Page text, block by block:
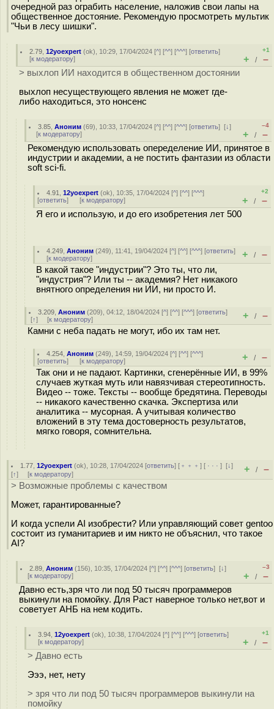
очередной раз ограбить население, наложив свои лапы на
общественное достояние. Рекомендую просмотреть мультик
"Чьи в лесу шишки".
2.79 ,12yoexpert (ok), 10:29, 17/04/2024 [^] [^^] [^^^] [ответить]
[к модератору]
+1
+ / –
> выхлоп ИИ находится в общественном достоянии
выхлоп несуществующего явления не может где-
либо находиться, это нонсенс
3.85 ,Аноним (69), 10:33, 17/04/2024 [^] [^^] [^^^] [ответить][↓]
[к модератору]
–4
+ / –
Рекомендую использовать опеределение ИИ, принятое в
индустрии и академии, а не постить фантазии из области
soft sci-fi.
4.91 ,12yoexpert (ok), 10:35, 17/04/2024 [^] [^^] [^^^]
[ответить] [к модератору]
+2
+ / –
Я его и использую, и до его изобретения лет 500
4.249 ,Аноним (249), 11:41, 19/04/2024 [^] [^^] [^^^] [ответить]
[к модератору] + / –
В какой такое "индустрии"? Это ты, что ли,
"индустрия"? Или ты -- академия? Нет никакого
внятного определения ни ИИ, ни просто И.
3.209 ,Аноним (209), 04:12, 18/04/2024 [^] [^^] [^^^] [ответить]
[↑] [к модератору] + / –
Камни с неба падать не могут, ибо их там нет.
4.254 ,Аноним (249), 14:59, 19/04/2024 [^] [^^] [^^^]
[ответить] [к модератору] + / –
Так они и не падают. Картинки, сгенерённые ИИ, в 99%
случаев жуткая муть или навязчивая стереотипность.
Видео -- тоже. Тексты -- вообще бредятина. Переводы
-- никакого качественно скачка. Экспертиза или
аналитика -- мусорная. А учитывая количество
вложений в эту тема достоверность результатов,
мягко говоря, сомнительна.
1.77 ,12yoexpert (ok), 10:28, 17/04/2024 [ответить] [ ﹢﹢﹢] [ · · ·][↓]
[↑] [к модератору] + / –
> Возможные проблемы с качеством
Может, гарантированные?
И когда успели AI изобрести? Или управляющий совет gentoo
состоит из гуманитариев и им никто не объяснил, что такое
AI?
2.89 ,Аноним (156), 10:35, 17/04/2024 [^] [^^] [^^^] [ответить][↓]
[к модератору]
–3
+ / –
Давно есть,зря что ли под 50 тысяч программеров
выкинули на помойку. Для Раст наверное только нет,вот и
советует АНБ на нем кодить.
3.94 ,12yoexpert (ok), 10:38, 17/04/2024 [^] [^^] [^^^] [ответить]
[к модератору]
+1
+ / –
> Давно есть
Эээ, нет, нету
> зря что ли под 50 тысяч программеров выкинули на
помойку